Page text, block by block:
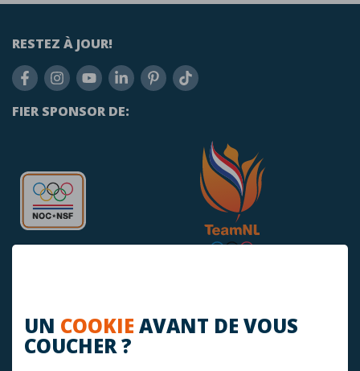
UN COOKIE AVANT DE VOUS
COUCHER ?
RESTEZ À JOUR!
FIER SPONSOR DE:
AVEZ-VOUS DES QUESTIONS?